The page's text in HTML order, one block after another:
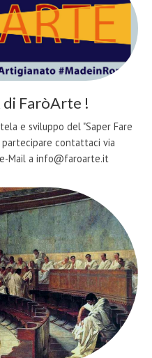
FaròArte !
e sviluppo del "Saper Fare
partecipare contattaci via
Mail a info@faroarte.it